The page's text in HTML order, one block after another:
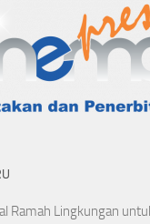
Ramah Lingkungan